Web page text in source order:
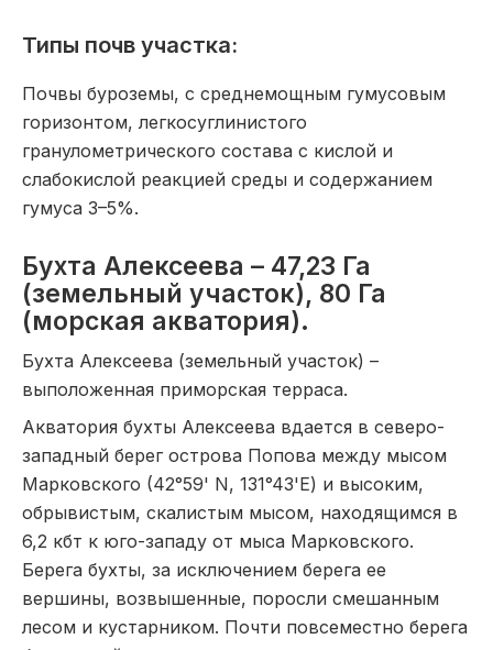
Типы почв участка:
Почвы буроземы, с среднемощным гумусовым
горизонтом, легкосуглинистого
гранулометрического состава с кислой и
слабокислой реакцией среды и содержанием
гумуса 3–5%.
Бухта Алексеева – 47,23 Га
(земельный участок), 80 Га
(морская акватория).
Бухта Алексеева (земельный участок) –
выположенная приморская терраса.
Акватория бухты Алексеева вдается в северо-
западный берег острова Попова между мысом
Марковского (42°59' N, 131°43'Е) и высоким,
обрывистым, скалистым мысом, находящимся в
6,2 кбт к юго-западу от мыса Марковского.
Берега бухты, за исключением берега ее
вершины, возвышенные, поросли смешанным
лесом и кустарником. Почти повсеместно берега